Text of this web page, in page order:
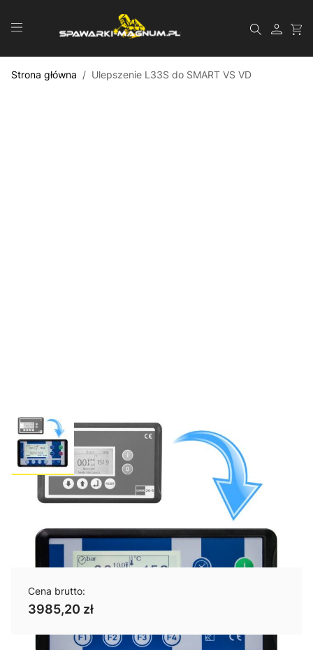
Szukaj
Strona główna / Ulepszenie L33S do SMART VS VD
Ulepszenie L33S do SMART VS
VD
Cena brutto:
3985,20 zł